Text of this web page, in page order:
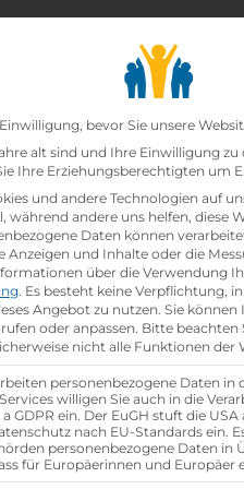
Lehrbetriebesearch
GmbHist schonbesetzt.
bevor Sie unsere
alt sind und Ihre Einwilligung
Ihre Erziehungsberechtigten um
und andere Technologien auf
während andere uns helfen, diese
Daten können
Anzeigen und Inhalte oder die
über die Verwendung
. Es besteht keine Verpflichtung,
Angebot zu nutzen. Sie können
oder anpassen. Bitte beachten
nicht alle Funktionen der
personenbezogene Daten
willigen Sie auch in die
GDPR ein. Der EuGH stuft die
nach EU-Standards ein.
personenbezogene Daten
für Europäerinnen und Europäer